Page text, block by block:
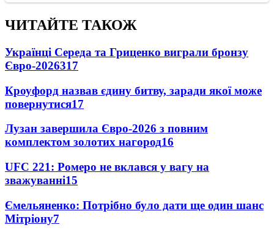
ЧИТАЙТЕ ТАКОЖ
Українці Середа та Гриценко виграли бронзу
Євро-2026317
Кроуфорд назвав єдину битву, заради якої може
повернутися17
Лузан завершила Євро-2026 з повним
комплектом золотих нагород16
UFC 221: Ромеро не вклався у вагу на
зважуванні15
Ємельяненко: Потрібно було дати ще один шанс
Мітріону7